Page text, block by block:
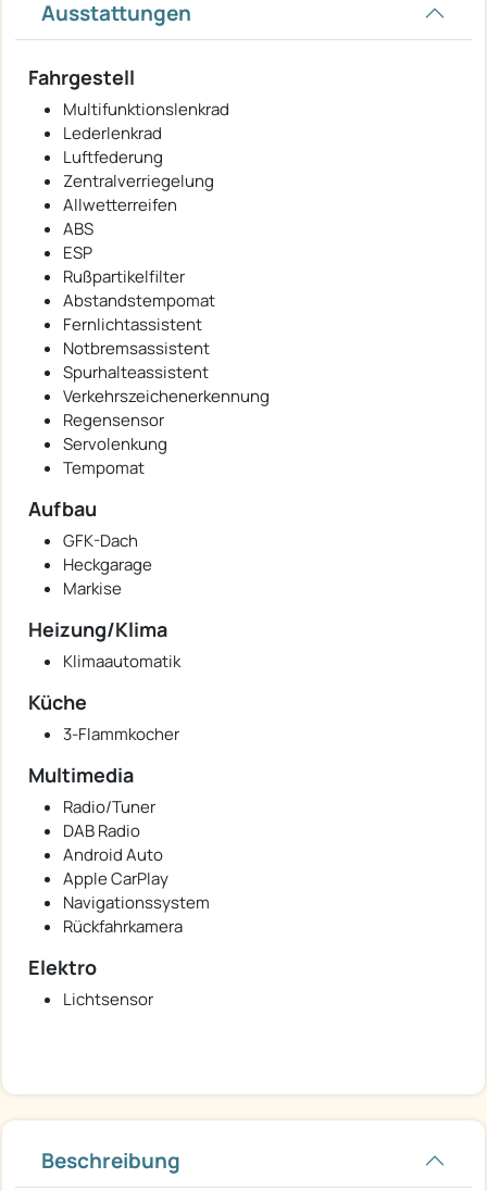
Ausstattungen
Fahrgestell
Multifunktionslenkrad
Lederlenkrad
Luftfederung
Zentralverriegelung
Allwetterreifen
ABS
ESP
Rußpartikelfilter
Abstandstempomat
Fernlichtassistent
Notbremsassistent
Spurhalteassistent
Verkehrszeichenerkennung
Regensensor
Servolenkung
Tempomat
Aufbau
GFK-Dach
Heckgarage
Markise
Heizung/Klima
Klimaautomatik
Küche
3-Flammkocher
Multimedia
Radio/Tuner
DAB Radio
Android Auto
Apple CarPlay
Navigationssystem
Rückfahrkamera
Elektro
Lichtsensor
Beschreibung